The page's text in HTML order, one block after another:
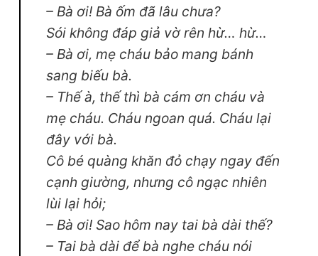
– Bà ơi! Bà ốm đã lâu chưa?
Sói không đáp giả vờ rên hừ… hừ…
– Bà ơi, mẹ cháu bảo mang bánh
sang biếu bà.
– Thế à, thế thì bà cám ơn cháu và
mẹ cháu. Cháu ngoan quá. Cháu lại
đây với bà.
Cô bé quàng khăn đỏ chạy ngay đến
cạnh giường, nhưng cô ngạc nhiên
lùi lại hỏi;
– Bà ơi! Sao hôm nay tai bà dài thế?
– Tai bà dài để bà nghe cháu nói